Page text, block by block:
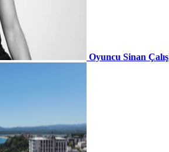
Oyuncu Sinan